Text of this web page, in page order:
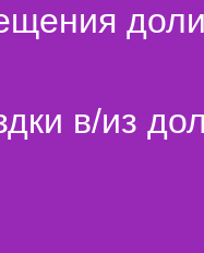
в/из